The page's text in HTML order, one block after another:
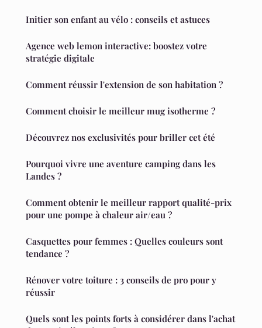
Initier son enfant au vélo : conseils et astuces
Agence web lemon interactive: boostez votre
stratégie digitale
Comment réussir l'extension de son habitation ?
Comment choisir le meilleur mug isotherme ?
Découvrez nos exclusivités pour briller cet été
Pourquoi vivre une aventure camping dans les
Landes ?
Comment obtenir le meilleur rapport qualité-prix
pour une pompe à chaleur air/eau ?
Casquettes pour femmes : Quelles couleurs sont
tendance ?
Rénover votre toiture : 3 conseils de pro pour y
réussir
Quels sont les points forts à considérer dans l'achat